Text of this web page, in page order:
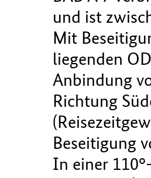
und ist
Mit
liegenden
Anbindung
Richtung
Beseitigung
In einer